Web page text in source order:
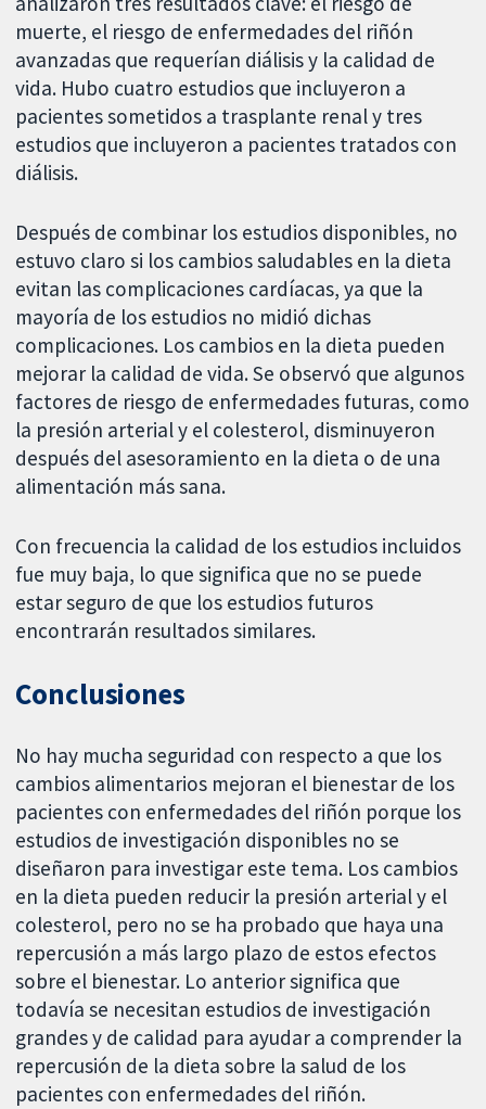
muerte, el riesgo de enfermedades del riñón
avanzadas que requerían diálisis y la calidad de
vida. Hubo cuatro estudios que incluyeron a
pacientes sometidos a trasplante renal y tres
estudios que incluyeron a pacientes tratados con
diálisis.
Después de combinar los estudios disponibles, no
estuvo claro si los cambios saludables en la dieta
evitan las complicaciones cardíacas, ya que la
mayoría de los estudios no midió dichas
complicaciones. Los cambios en la dieta pueden
mejorar la calidad de vida. Se observó que algunos
factores de riesgo de enfermedades futuras, como
la presión arterial y el colesterol, disminuyeron
después del asesoramiento en la dieta o de una
alimentación más sana.
Con frecuencia la calidad de los estudios incluidos
fue muy baja, lo que significa que no se puede
estar seguro de que los estudios futuros
encontrarán resultados similares.
Conclusiones
No hay mucha seguridad con respecto a que los
cambios alimentarios mejoran el bienestar de los
pacientes con enfermedades del riñón porque los
estudios de investigación disponibles no se
diseñaron para investigar este tema. Los cambios
en la dieta pueden reducir la presión arterial y el
colesterol, pero no se ha probado que haya una
repercusión a más largo plazo de estos efectos
sobre el bienestar. Lo anterior significa que
todavía se necesitan estudios de investigación
grandes y de calidad para ayudar a comprender la
repercusión de la dieta sobre la salud de los
pacientes con enfermedades del riñón.